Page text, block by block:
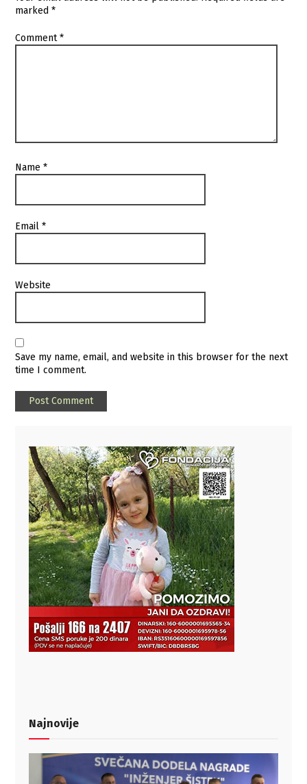
marked*
Comment*
Name*
Email*
Website
Save my name, email, and website in this browser for the next
time I comment.
Najnovije